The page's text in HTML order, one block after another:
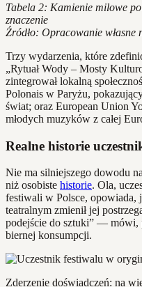
Tabela 2: Kamienie milowe
znaczenie
Źródło: Opracowanie własne
Trzy wydarzenia, które
„Rytuał Wody – Mosty
zintegrował lokalną
Polonais w Paryżu,
świat; oraz European Union
młodych muzyków z całej
Realne historie
Nie ma silniejszego dowodu
niż osobiste historie. Ola,
festiwali w Polsce, opowiada,
teatralnym zmienił jej
podejście do sztuki” — mówi,
biernej konsumpcji.
Zderzenie doświadczeń: na